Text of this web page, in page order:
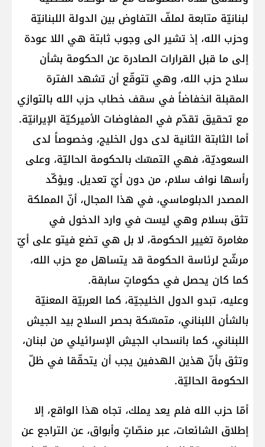
لبنانيّة متابعة لملفّ التفاوض بين الدولة اللبنانيّة
وحزب الله، إذ تشير الى وجوب ثابتة هي اللا عودة
إلى ما قبل القرارات الصادرة عن الحكومة بشأن
سلاح حزب الله، وهي تتوقّع أن تشهد الفترة
المقبلة انخفاضاً في سقف خطاب حزب الله بالتوازي
مع تحقيق تقدّم في المفاوضات الأميركيّة الإيرانيّة.
أما الثابتة الثانية لدى دول الخليج، وخصوصاً لدى
السعوديّة، فهي التمسّك بالحكومة الحاليّة، وعلى
رأسها نواف سلام، من دون أيّ تعديل. ويؤكّد
المصدر الدبلوماسي، في هذا المجال، أنّ المملكة
تثق بسلام وهي ليست في وارد الدخول في
مغامرة تغيير الحكومة، لا بل هي تضع فيتو على أيّ
مرشّح لرئاسة الحكومة قد يتساهل مع حزب الله،
كما كان يحصل في حكوماتٍ سابقة.
وعليه، تبدو الدول الخليجيّة، كما العربيّة المعنيّة
بالشأن اللبناني، متمسّكة بحصر السلاح بيد الجيش
اللبناني، كما بانسحاب الجيش الإسرائيلي من لبنان،
وتثق بأنّ هذين الهدفين يجب أن يتحقّقا في ظلّ
الحكومة الحاليّة.
أمّا حزب الله فلم يعد يملك، تجاه هذا الواقع، إلا
إطلاق الشائعات، عبر منصّاتٍ وأبواق، عن التراجع عن